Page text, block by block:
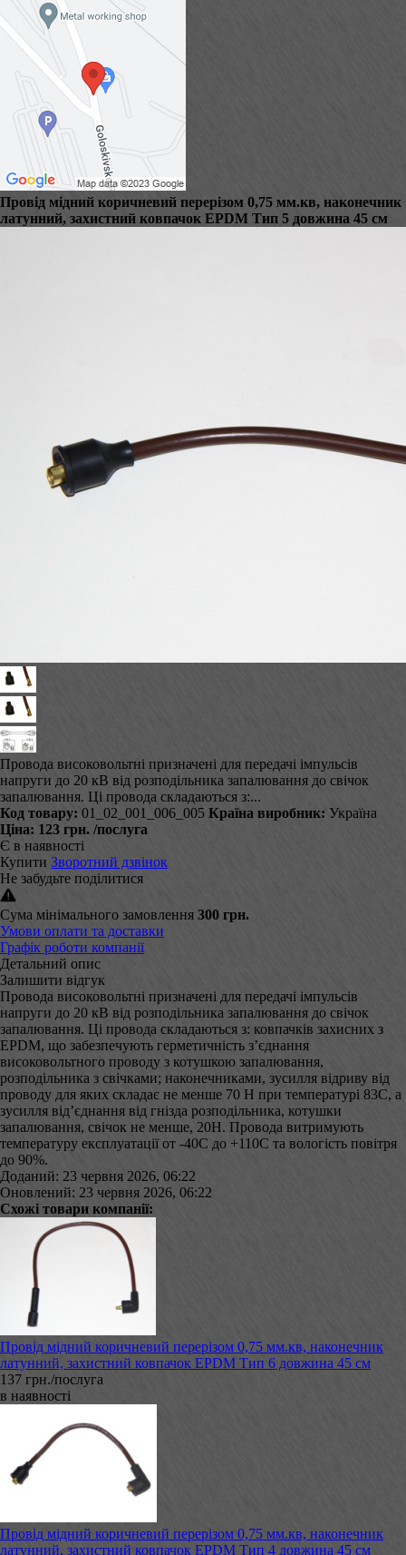
Провід мідний коричневий перерізом 0,75 мм.кв, наконечник
латунний, захистний ковпачок EPDM Тип 5 довжина 45 см
Провода високовольтні призначені для передачі імпульсів
напруги до 20 кВ від розподільника запалювання до свічок
запалювання. Ці провода складаються з:...
Код товару: 01_02_001_006_005 Країна виробник: Україна
Ціна: 123 грн. /послуга
Є в наявності
Купити Зворотний дзвінок
Не забудьте поділитися
Сума мінімального замовлення 300 грн.
Умови оплати та доставки
Графік роботи компанії
Детальний опис
Залишити відгук
Провода високовольтні призначені для передачі імпульсів
напруги до 20 кВ від розподільника запалювання до свічок
запалювання. Ці провода складаються з: ковпачків захисних з
EPDM, що забезпечують герметичність з’єднання
високовольтного проводу з котушкою запалювання,
розподільника з свічками; наконечниками, зусилля відриву від
проводу для яких складає не менше 70 Н при температурі 83С, а
зусилля від’єднання від гнізда розподільника, котушки
запалювання, свічок не менше, 20Н. Провода витримують
температуру експлуатації от -40С до +110С та вологість повітря
до 90%.
Доданий: 23 червня 2026, 06:22
Оновлений: 23 червня 2026, 06:22
Схожі товари компанії:
Провід мідний коричневий перерізом 0,75 мм.кв, наконечник
латунний, захистний ковпачок EPDM Тип 6 довжина 45 см
137 грн./послуга
в наявності
Провід мідний коричневий перерізом 0,75 мм.кв, наконечник
латунний, захистний ковпачок EPDM Тип 4 довжина 45 см